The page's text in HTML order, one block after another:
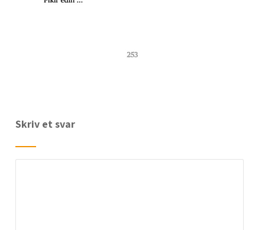
Skriv et svar